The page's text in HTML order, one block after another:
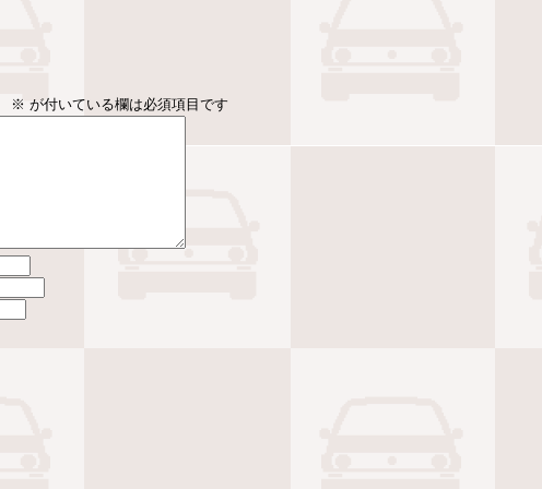
※ が付いている欄は必須項目です